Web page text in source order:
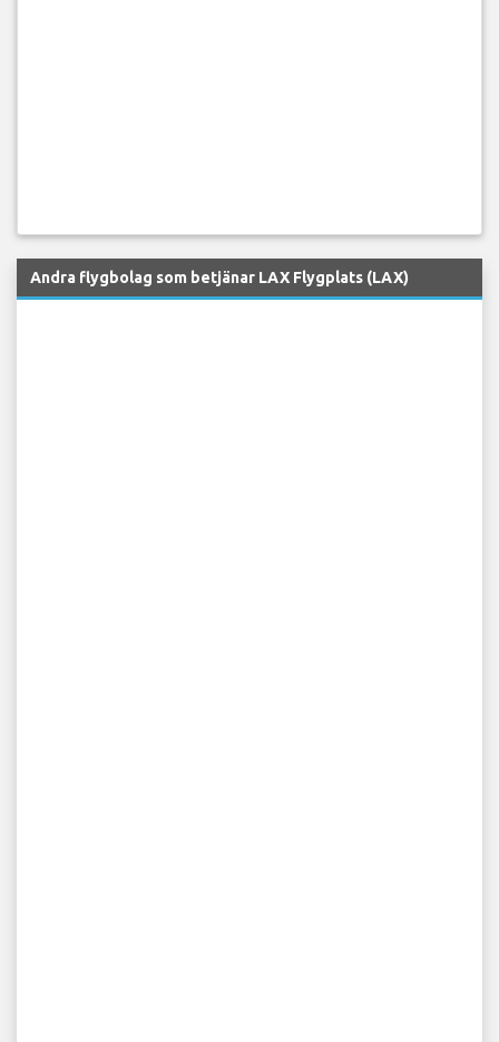
Andra flygbolag som betjänar LAX Flygplats (LAX)